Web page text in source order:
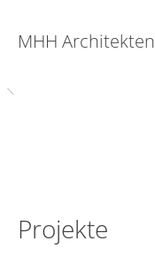
MHH Architekten
Projekte